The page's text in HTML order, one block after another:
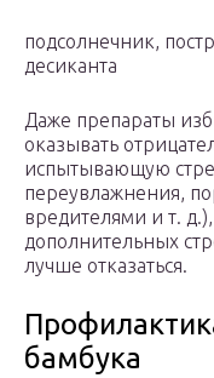
подсолнечник,
десиканта
Даже препараты
оказывать
испытывающую
переувлажнения,
вредителями и т.
дополнительных
лучше отказаться.
бамбука